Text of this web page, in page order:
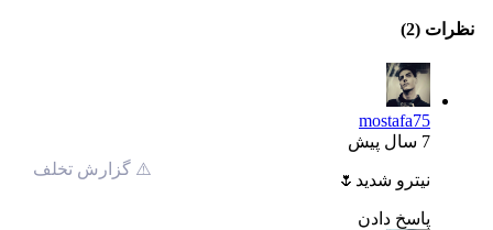
نظرات (2)
mostafa75
7 سال پیش
⚠️ گزارش تخلف
نیترو شدید🌷
پاسخ دادن